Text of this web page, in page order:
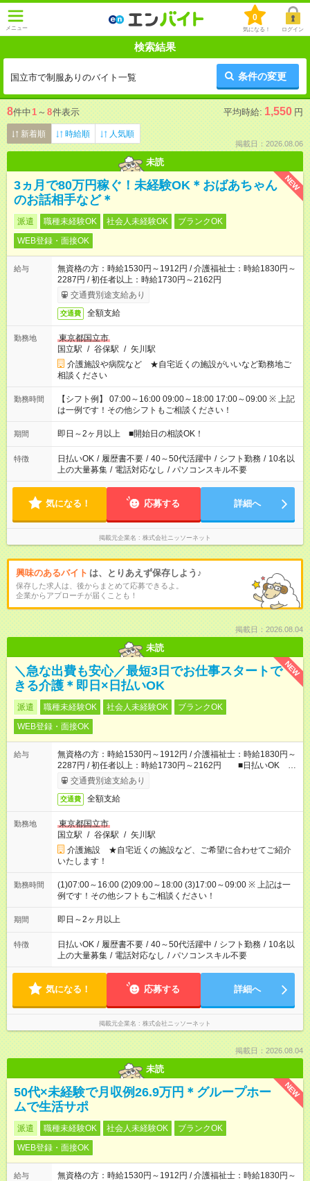
メニュー
0
気になる！ ログイン
検索結果
国立市で制服ありのバイト一覧 条件の変更
8件中1 ～ 8件表示 平均時給: 1,550 円
新着順 時給順 人気順
掲載日：2026.08.06
未読
NEW
3ヵ月で80万円稼ぐ！未経験OK＊おばあちゃん
のお話相手など＊
派遣 職種未経験OK 社会人未経験OK
ブランクOK
WEB登録・面接OK
給与
無資格の方：時給1530円～1912円 / 介護福祉士：時給1830円～
2287円 / 初任者以上：時給1730円～2162円
交通費別途支給あり
交通費 全額支給
勤務地
東京都国立市
国立駅 / 谷保駅 / 矢川駅
介護施設や病院など ★自宅近くの施設がいいなど勤務地ご
相談ください
勤務時間
【シフト例】 07:00～16:00 09:00～18:00 17:00～09:00 ※ 上記
は一例です！その他シフトもご相談ください！
期間 即日～2ヶ月以上 ■開始日の相談OK！
特徴 日払いOK / 履歴書不要 / 40～50代活躍中 / シフト勤務 / 10名以
上の大量募集 / 電話対応なし / パソコンスキル不要
気になる！ 応募する 詳細へ
掲載元企業名 株式会社ニッソーネット
興味のあるバイト は、とりあえず保存しよう♪
保存した求人は、後からまとめて応募できるよ。
企業からアプローチが届くことも！
掲載日：2026.08.04
未読
NEW
＼急な出費も安心／最短3日でお仕事スタートで
きる介護＊即日×日払いOK
派遣 職種未経験OK 社会人未経験OK
ブランクOK
WEB登録・面接OK
給与
無資格の方：時給1530円～1912円 / 介護福祉士：時給1830円～
2287円 / 初任者以上：時給1730円～2162円 ■日払いOK ■
日収例：1万2240円（時給1530円×8h）
交通費別途支給あり
交通費 全額支給
勤務地
東京都国立市
国立駅 / 谷保駅 / 矢川駅
介護施設 ★自宅近くの施設など、ご希望に合わせてご紹介
いたします！
勤務時間
(1)07:00～16:00 (2)09:00～18:00 (3)17:00～09:00 ※ 上記は一
例です！その他シフトもご相談ください！
期間 即日～2ヶ月以上
特徴 日払いOK / 履歴書不要 / 40～50代活躍中 / シフト勤務 / 10名以
上の大量募集 / 電話対応なし / パソコンスキル不要
気になる！ 応募する 詳細へ
掲載元企業名 株式会社ニッソーネット
掲載日：2026.08.04
未読
NEW
50代×未経験で月収例26.9万円＊グループホー
ムで生活サポ
派遣 職種未経験OK 社会人未経験OK
ブランクOK
WEB登録・面接OK
給与
無資格の方：時給1530円～1912円 / 介護福祉士：時給1830円～